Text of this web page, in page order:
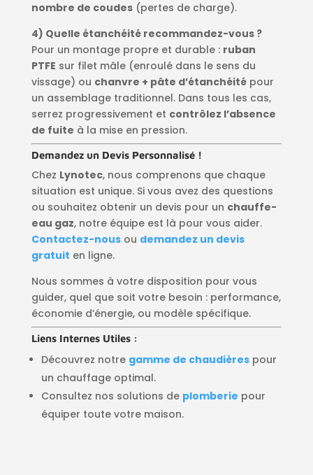
nombre de coudes(pertes de charge).
4) Quelle étanchéité recommandez-vous ?
Pour un montage propre et durable : ruban
PTFE sur filet mâle (enroulé dans le sens du
vissage) ou chanvre + pâte d’étanchéitépour
un assemblage traditionnel. Dans tous les cas,
serrez progressivement et contrôlez l’absence
de fuite à la mise en pression.
Demandez un Devis Personnalisé !
Chez Lynotec, nous comprenons que chaque
situation est unique. Si vous avez des questions
ou souhaitez obtenir un devis pour un chauffe-
eau gaz, notre équipe est là pour vous aider.
Contactez-nousou demandez un devis
gratuit en ligne.
Nous sommes à votre disposition pour vous
guider, quel que soit votre besoin : performance,
économie d’énergie, ou modèle spécifique.
Liens Internes Utiles :
Découvrez notre gamme de chaudières pour
un chauffage optimal.
Consultez nos solutions de plomberie pour
équiper toute votre maison.